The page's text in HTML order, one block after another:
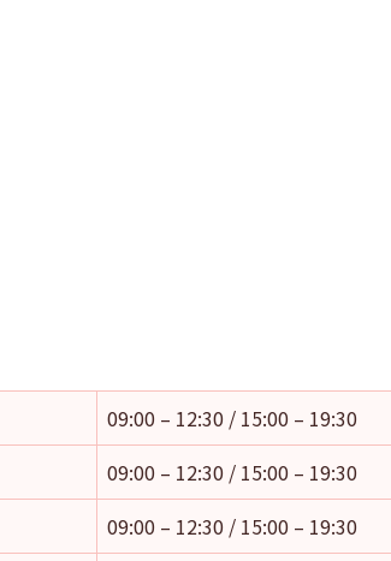
09:00 – 12:30 / 15:00 – 19:30
09:00 – 12:30 / 15:00 – 19:30
09:00 – 12:30 / 15:00 – 19:30